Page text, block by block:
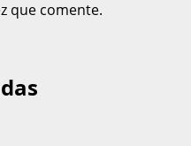
que comente.